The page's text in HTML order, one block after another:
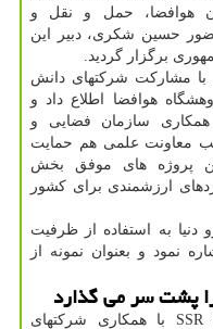
هوافضا، حمل و نقل و
امروز با حضور حسین شکری، دبیر این
برگزار گردید.
مشارکت شرکتهای دانش
هوافضا اطلاع داد و
سازمان فضایی و
معاونت علمی هم حمایت
پروژه های موفق بخش
ارزشمندی برای کشور
به استفاده از ظرفیت
و بعنوان نمونه از
شکری از اتمام ساخت رادار ثانویه SSR با همکاری شرکتهای